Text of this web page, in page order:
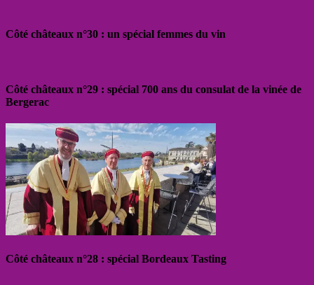
Côté châteaux n°30 : un spécial femmes du vin
Côté châteaux n°29 : spécial 700 ans du consulat de la vinée de
Bergerac
Côté châteaux n°28 : spécial Bordeaux Tasting